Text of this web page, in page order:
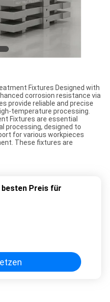
Fixtures Designed with
corrosion resistance via
provide reliable and precise
temperature processing.
Fixtures are essential
processing, designed to
for various workpieces
These fixtures are
besten Preis für